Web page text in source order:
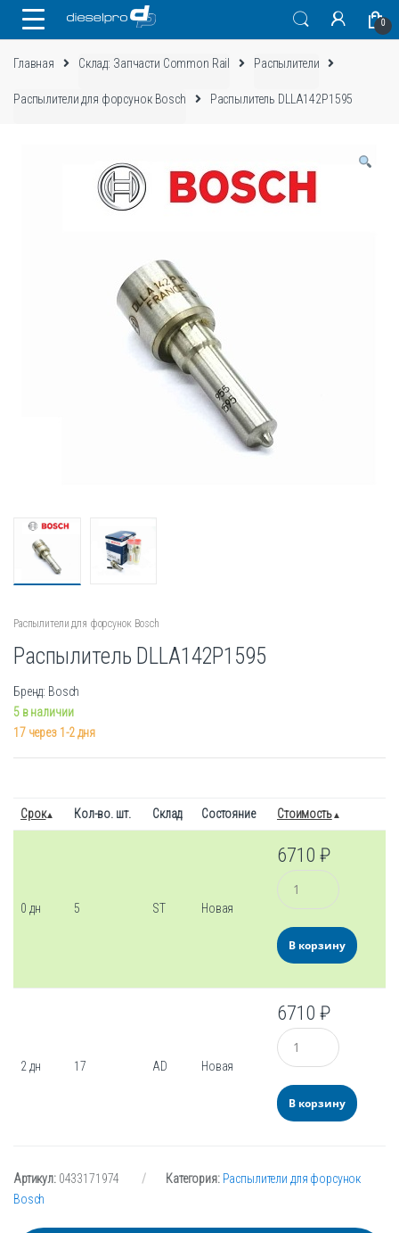
0
Главная Склад: Запчасти Common Rail Распылители
Распылители для форсунок Bosch Распылитель DLLA142P1595
Распылители для форсунок Bosch
Распылитель DLLA142P1595
Бренд: Bosch
5 в наличии
17 через 1-2 дня
Срок Кол-во. шт. Склад Состояние Стоимость
0 дн 5 ST Новая
6710₽
Количество
В корзину
2 дн 17 AD Новая
6710₽
Количество
В корзину
Артикул: 0433171974 Категория: Распылители для форсунок
Bosch